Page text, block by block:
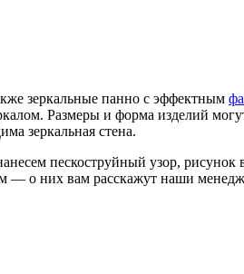
зеркальные панно с эффектным
Размеры и форма изделий
зеркальная стена.
пескоструйный узор,
о них вам расскажут наши